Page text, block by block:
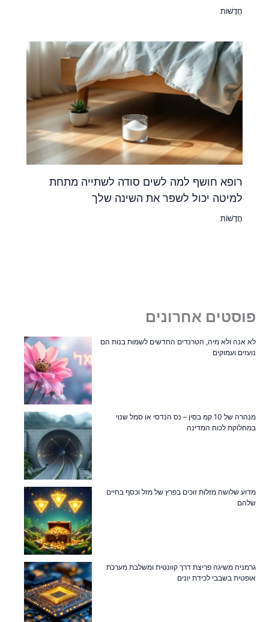
חֲדָשׁוֹת
רופא חושף למה לשים סודה לשתייה מתחת
למיטה יכול לשפר את השינה שלך
חֲדָשׁוֹת
פוסטים אחרונים
לא אנה ולא מיה, הטרנדים החדשים לשמות בנות הם
נועזים ועמוקים
מנהרה של 10 קמ בסין – נס הנדסי או סמל שנוי
במחלוקת לכוח המדינה
מדוע שלושה מזלות זוכים בפרץ של מזל וכסף בחיים
שלהם
גרמניה משיגה פריצת דרך קוונטית ומשלבת מערכת
אופטית בשבבי לכידת יונים